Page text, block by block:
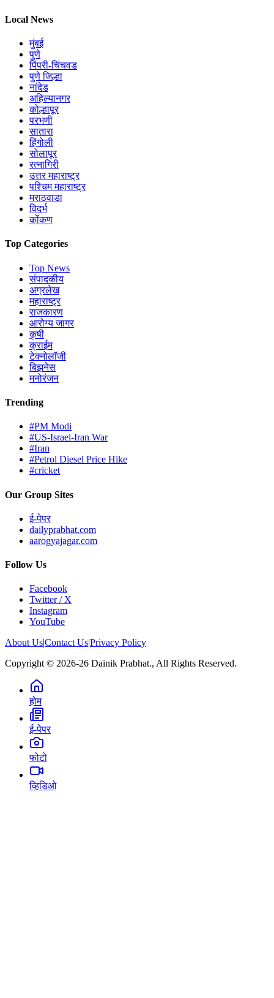
Local News
मुंबई
पुणे
पिंपरी-चिंचवड
पुणे जिल्हा
नांदेड
अहिल्यानगर
कोल्हापूर
परभणी
सातारा
हिंगोली
सोलापूर
रत्नागिरी
उत्तर महाराष्ट्र
पश्चिम महाराष्ट्र
मराठवाडा
विदर्भ
कोंकण
Top Categories
Top News
संपादकीय
अग्रलेख
महाराष्ट्र
राजकारण
आरोग्य जागर
कृषी
क्राईम
टेक्नोलॉजी
बिझनेस
मनोरंजन
Trending
#PM Modi
#US-Israel-Iran War
#Iran
#Petrol Diesel Price Hike
#cricket
Our Group Sites
ई-पेपर
dailyprabhat.com
aarogyajagar.com
Follow Us
Facebook
Twitter / X
Instagram
YouTube
About Us|Contact Us|Privacy Policy
Copyright © 2026-26 Dainik Prabhat., All Rights Reserved.
होम
ई-पेपर
फोटो
व्हिडिओ